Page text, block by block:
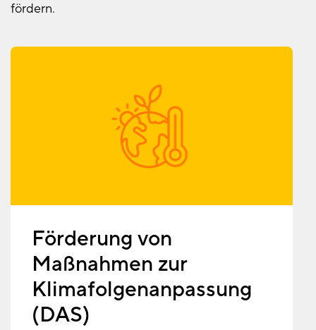
fördern.
Förderung von
Maßnahmen zur
Klimafolgenanpassung
(DAS)